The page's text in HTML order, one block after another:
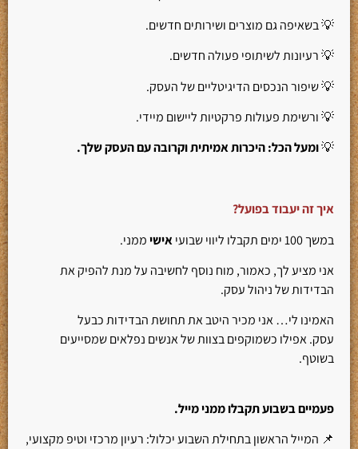
💡 בשאיפה גם מוצרים ושירותים חדשים.
💡 רעיונות לשיתופי פעולה חדשים.
💡 שיפור הנכסים הדיגיטליים של העסק.
💡 ורשימת פעולות פרקטיות ליישום מיידי.
💡ומעל הכל: היכרות אמיתית וקרובה עם העסק שלך.
איך זה יעבוד בפועל?
במשך 100 ימים תקבלו ליווי שבועי
אישיממני.
אני מציע לך, כאמור, מוח נוסף לחשיבה על מנת להפיק את
הבדידות של ניהול עסק.
האמינו לי… אני מכיר היטב את תחושת הבדידות כבעל
עסק. אפילו כשמוקפים בצוות של אנשים נפלאים שמסייעים
בשוטף.
פעמיים בשבוע תקבלו ממני מייל.
📌 המייל הראשון בתחילת השבוע יכלול: רעיון מרכזי וטיפ מקצועי,